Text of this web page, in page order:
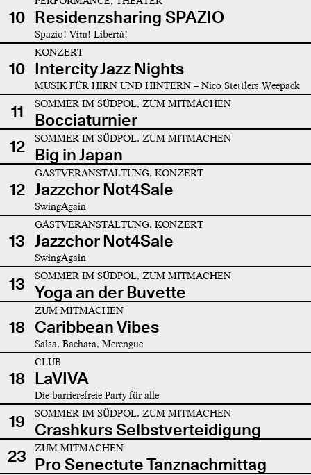
10 Residenzsharing SPAZIO
Spazio! Vita! Libertà!
10
KONZERT
Intercity Jazz Nights
MUSIK FÜR HIRN UND HINTERN – Nico Stettlers Weepack
11 SOMMER IM SÜDPOL, ZUM MITMACHEN
Bocciaturnier
12
SOMMER IM SÜDPOL, ZUM MITMACHEN
Big in Japan
12
GASTVERANSTALTUNG, KONZERT
Jazzchor Not4Sale
SwingAgain
13
GASTVERANSTALTUNG, KONZERT
Jazzchor Not4Sale
SwingAgain
13 SOMMER IM SÜDPOL, ZUM MITMACHEN
Yoga an der Buvette
18
ZUM MITMACHEN
Caribbean Vibes
Salsa, Bachata, Merengue
18
CLUB
LaVIVA
Die barrierefreie Party für alle
19 SOMMER IM SÜDPOL, ZUM MITMACHEN
Crashkurs Selbstverteidigung
23
ZUM MITMACHEN
Pro Senectute Tanznachmittag